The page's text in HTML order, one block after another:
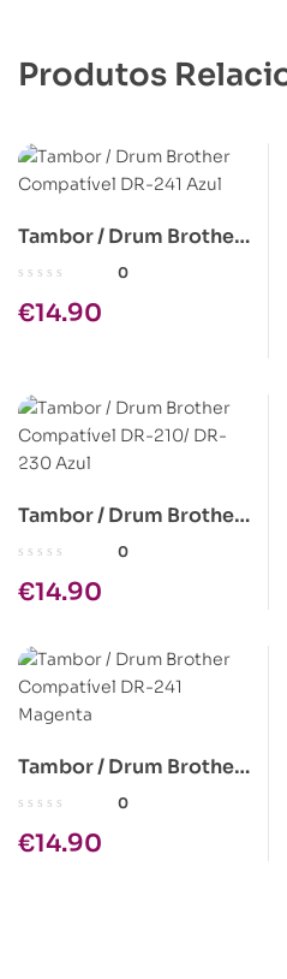
Produtos
Tambor / Drum Brother
Compatível DR-241
0
€14.90
Tambor / Drum Brother
Compatível DR-210/
0
€14.90
Tambor / Drum Brother
Compatível DR-241
0
€14.90